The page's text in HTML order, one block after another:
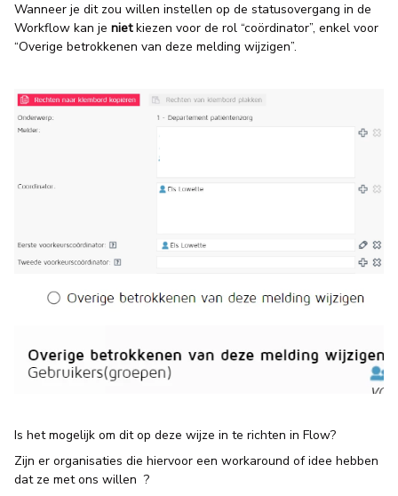
Wanneer je dit zou willen instellen op de statusovergang in de
Workflow kan je nietkiezen voor de rol “coördinator”, enkel voor
“Overige betrokkenen van deze melding wijzigen”.
Is het mogelijk om dit op deze wijze in te richten in Flow?
Zijn er organisaties die hiervoor een workaround of idee hebben
dat ze met ons willen ?